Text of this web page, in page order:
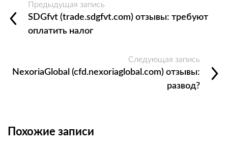
Предыдущая запись
SDGfvt (trade.sdgfvt.com) отзывы: требуют
оплатить налог
Следующая запись
NexoriaGlobal (cfd.nexoriaglobal.com) отзывы:
развод?
Похожие записи